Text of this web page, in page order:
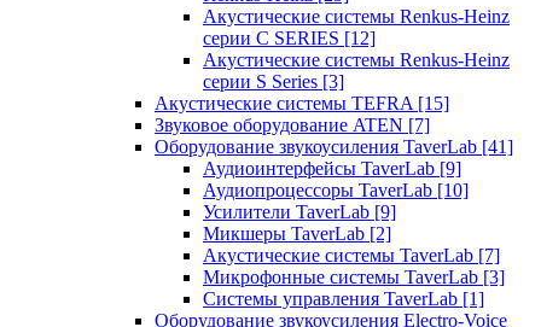
Акустические системы Renkus-Heinz
серии C SERIES [12]
Акустические системы Renkus-Heinz
серии S Series [3]
Акустические системы TEFRA [15]
Звуковое оборудование ATEN [7]
Оборудование звукоусиления TaverLab [41]
Аудиоинтерфейсы TaverLab [9]
Аудиопроцессоры TaverLab [10]
Усилители TaverLab [9]
Микшеры TaverLab [2]
Акустические системы TaverLab [7]
Микрофонные системы TaverLab [3]
Системы управления TaverLab [1]
Оборудование звукоусиления Electro-Voice